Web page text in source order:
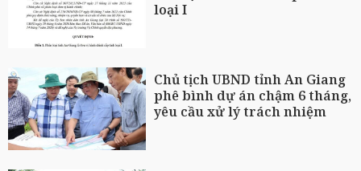
loại I
Chủ tịch UBND tỉnh An Giang
phê bình dự án chậm 6 tháng,
yêu cầu xử lý trách nhiệm